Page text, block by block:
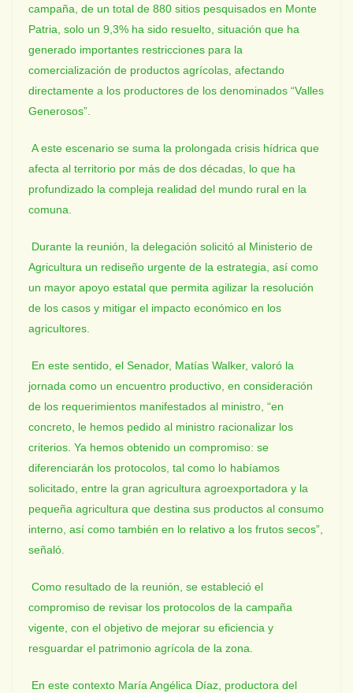
campaña, de un total de 880 sitios pesquisados en Monte
Patria, solo un 9,3% ha sido resuelto, situación que ha
generado importantes restricciones para la
comercialización de productos agrícolas, afectando
directamente a los productores de los denominados “Valles
Generosos”.
A este escenario se suma la prolongada crisis hídrica que
afecta al territorio por más de dos décadas, lo que ha
profundizado la compleja realidad del mundo rural en la
comuna.
Durante la reunión, la delegación solicitó al Ministerio de
Agricultura un rediseño urgente de la estrategia, así como
un mayor apoyo estatal que permita agilizar la resolución
de los casos y mitigar el impacto económico en los
agricultores.
En este sentido, el Senador, Matías Walker, valoró la
jornada como un encuentro productivo, en consideración
de los requerimientos manifestados al ministro, “en
concreto, le hemos pedido al ministro racionalizar los
criterios. Ya hemos obtenido un compromiso: se
diferenciarán los protocolos, tal como lo habíamos
solicitado, entre la gran agricultura agroexportadora y la
pequeña agricultura que destina sus productos al consumo
interno, así como también en lo relativo a los frutos secos”,
señaló.
Como resultado de la reunión, se estableció el
compromiso de revisar los protocolos de la campaña
vigente, con el objetivo de mejorar su eficiencia y
resguardar el patrimonio agrícola de la zona.
En este contexto María Angélica Díaz, productora del